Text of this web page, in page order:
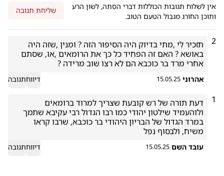
אין לשלוח תגובות הכוללות דברי הסתה, לשון הרע
ותוכן החורג מגבול הטעם הטוב.
שליחת תגובה
2
אחרי מרד בר כוכבא הם לא רצו שוב מרידה ?
אהרוני 15.05.25 דיווחתגובה
1
משיח, ולבסוף נפל
עובד השם 15.05.25 דיווחתגובה